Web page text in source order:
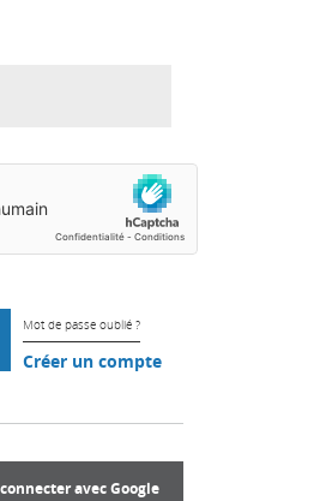
Mot de passe oublié ?
Créer un compte
avec Google